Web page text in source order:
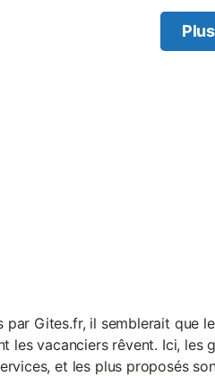
Gites.fr, il semblerait que
les vacanciers rêvent. Ici, les
et les plus proposés